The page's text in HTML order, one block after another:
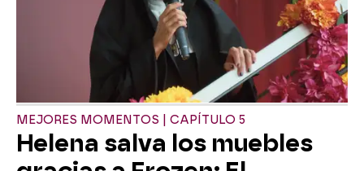
MEJORES MOMENTOS | CAPÍTULO 5
Helena salva los muebles